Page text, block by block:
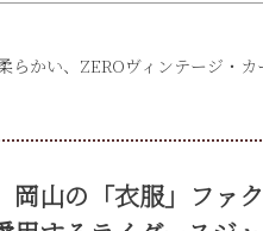
らかい、ZEROヴィンテージ・
岡山の「衣服」ファ